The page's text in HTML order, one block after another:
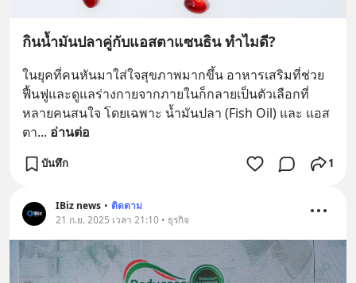
กินน้ำมันปลาคู่กับแอสตาแซนธิน ทำไมดี?
ในยุคที่คนหันมาใส่ใจสุขภาพมากขึ้น อาหารเสริมที่ช่วย
ฟื้นฟูและดูแลร่างกายจากภายในก็กลายเป็นตัวเลือกที่
หลายคนสนใจ โดยเฉพาะ น้ำมันปลา (Fish Oil) และ แอส
ตา... อ่านต่อ
บันทึก 1
IBiz news • ติดตาม
21 ก.ย. 2025 เวลา 21:10 • ธุรกิจ